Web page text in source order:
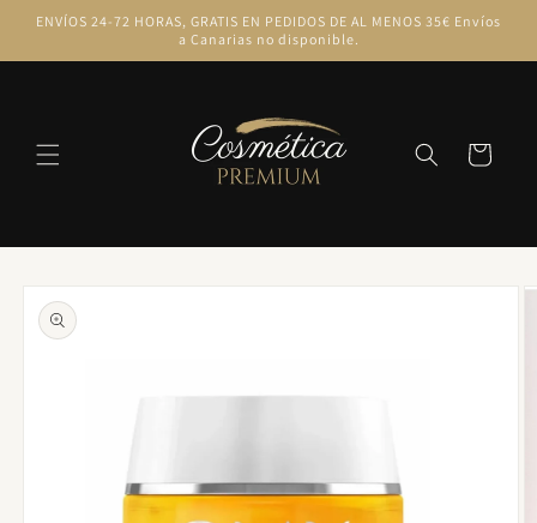
directamente
ENVÍOS 24-72 HORAS, GRATIS EN PEDIDOS DE AL MENOS 35€ Envíos
a Canarias no disponible.
Carrito
directamente
a la
información